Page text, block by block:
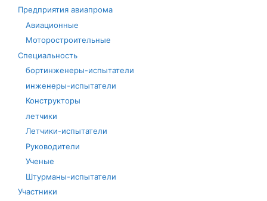
Предприятия авиапрома
Авиационные
Моторостроительные
Специальность
бортинженеры-испытатели
инженеры-испытатели
Конструкторы
летчики
Летчики-испытатели
Руководители
Ученые
Штурманы-испытатели
Участники